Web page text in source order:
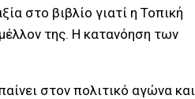
στο βιβλίο γιατί η Τοπική
της. Η κατανόηση των
στον πολιτικό αγώνα και